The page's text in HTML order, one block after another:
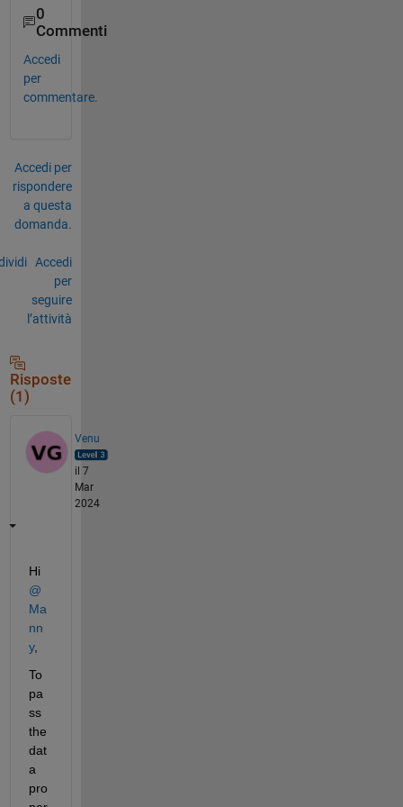
0
Commenti
Accedi
per
commentare.
Accedi per
rispondere
a questa
domanda.
Accedi
per
seguire
l’attività
Risposte
(1)
Venu
il 7
Mar
2024
Hi
@
Ma
nn
y,
To
pa
ss
the
dat
a
pro